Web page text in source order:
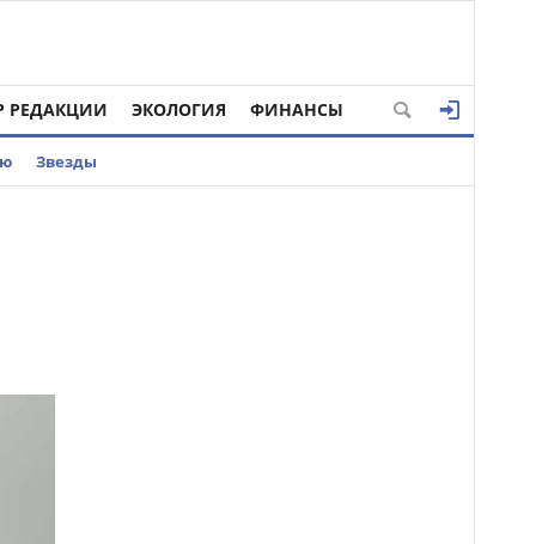
РЕДАКЦИИ ЭКОЛОГИЯ ФИНАНСЫ
Звезды